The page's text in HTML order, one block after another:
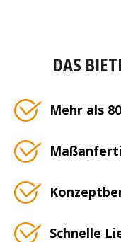
DAS
Mehr als
Schnelle